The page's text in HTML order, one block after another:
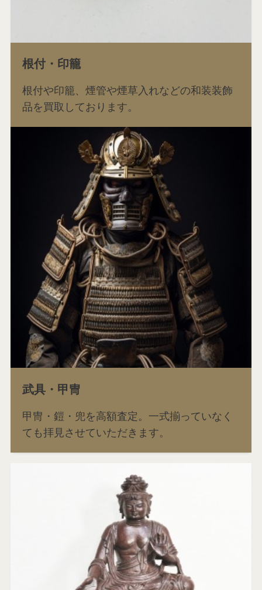
根付・印籠
根付や印籠、煙管や煙草入れなどの和装装飾
品を買取しております。
武具・甲冑
甲冑・鎧・兜を高額査定。一式揃っていなく
ても拝見させていただきます。